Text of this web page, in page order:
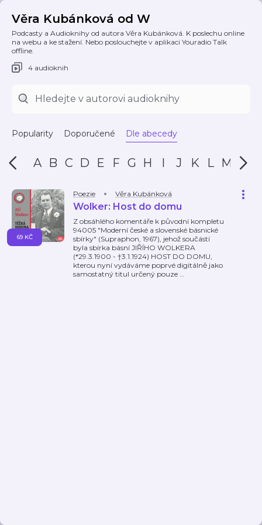
Věra Kubánková od W
Podcasty a Audioknihy od autora Věra Kubánková. K poslechu online
na webu a ke stažení. Nebo poslouchejte v aplikaci Youradio Talk
offline.
4 audioknih
Popularity Doporučené Dle abecedy
A B C D E F G H I J K L M N
Poezie Věra Kubánková
Wolker: Host do domu
Z obsáhlého komentáře k původní kompletu
94005 "Moderní české a slovenské básnické
sbírky" (Supraphon, 1967), jehož součástí
byla sbírka básní JIŘÍHO WOLKERA
(*29.3.1900 - †3.1.1924) HOST DO DOMU,
kterou nyní vydáváme poprvé digitálně jako
samostatný titul určený pouze …
69 KČ